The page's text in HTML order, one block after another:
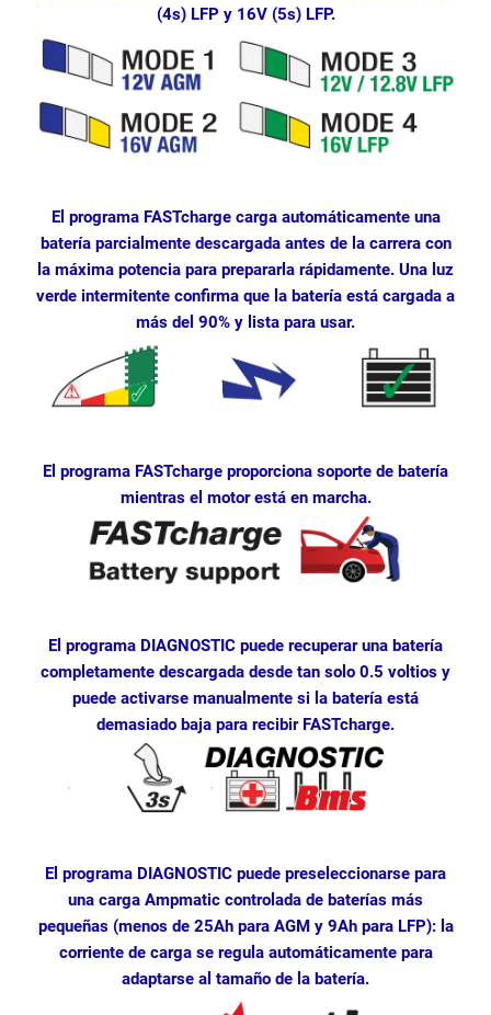
(4s) LFP y 16V (5s) LFP.
El programa FASTcharge carga automáticamente una
batería parcialmente descargada antes de la carrera con
la máxima potencia para prepararla rápidamente. Una luz
verde intermitente confirma que la batería está cargada a
más del 90% y lista para usar.
El programa FASTcharge proporciona soporte de batería
mientras el motor está en marcha.
El programa DIAGNOSTIC puede recuperar una batería
completamente descargada desde tan solo 0.5 voltios y
puede activarse manualmente si la batería está
demasiado baja para recibir FASTcharge.
El programa DIAGNOSTIC puede preseleccionarse para
una carga Ampmatic controlada de baterías más
pequeñas (menos de 25Ah para AGM y 9Ah para LFP): la
corriente de carga se regula automáticamente para
adaptarse al tamaño de la batería.